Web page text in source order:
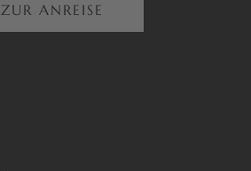
ZUR ANREISE